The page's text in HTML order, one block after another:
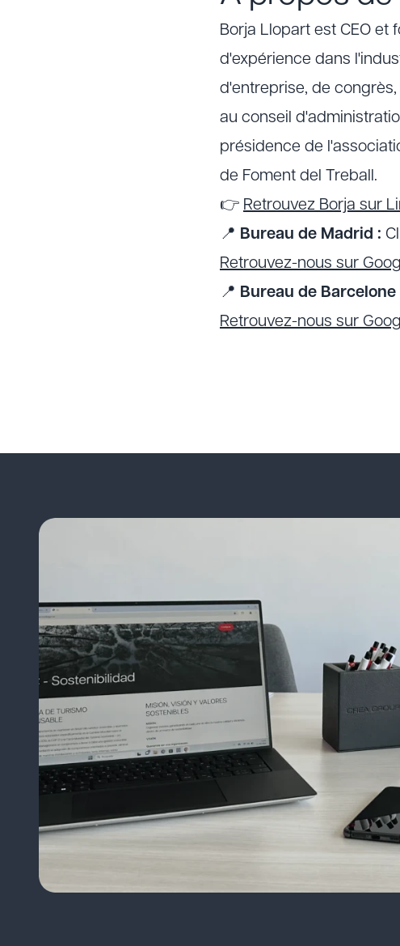
Borja Llopart est CEO et
d'expérience dans
d'entreprise, de
au conseil
présidence de
de Foment del Treball.
👉 Retrouvez Borja sur
📍 Bureau de Madrid :
Retrouvez-nous sur
📍 Bureau de Barcelone
Retrouvez-nous sur